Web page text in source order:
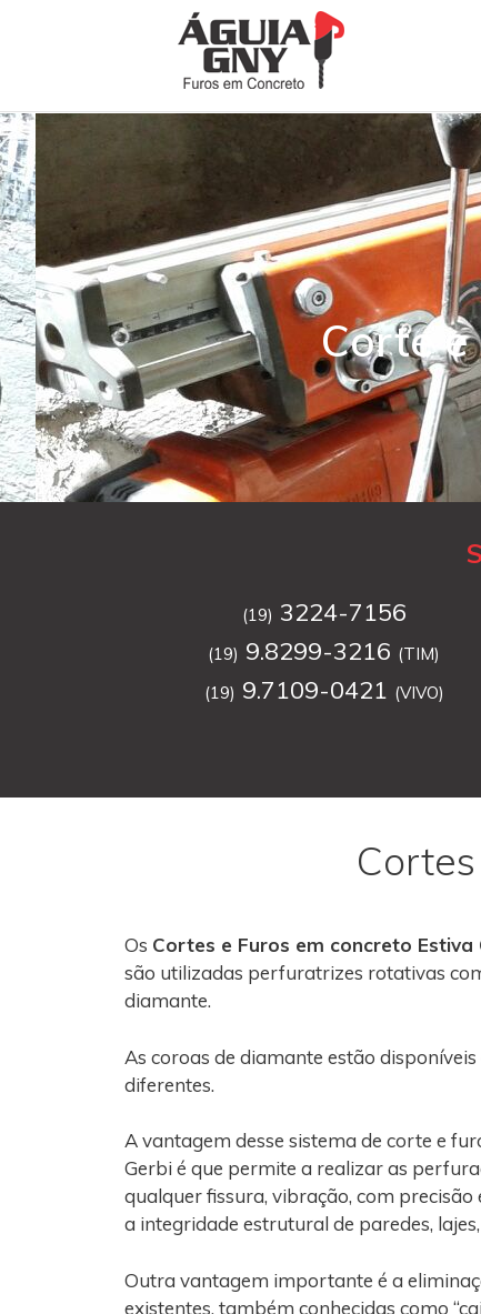
Corte e
(19) 3224-7156
(19) 9.8299-3216 (TIM)
(19) 9.7109-0421 (VIVO)
Os Cortes e Furos em concreto Estiva
são utilizadas perfuratrizes rotativas
diamante.
As coroas de diamante estão
diferentes.
A vantagem desse sistema de corte e
Gerbi é que permite a realizar as
qualquer fissura, vibração, com precisão
a integridade estrutural de paredes,
Outra vantagem importante é a
existentes, também conhecidas como